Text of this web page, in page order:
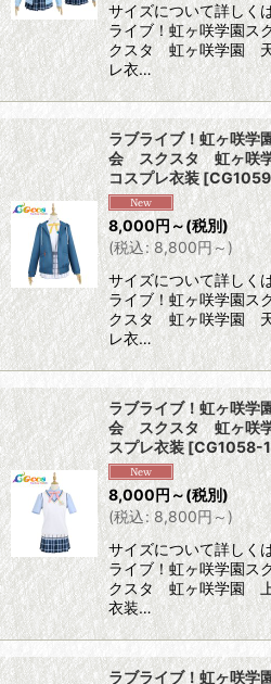
サイズについて詳し
ライブ！虹ヶ咲学園
クスタ 虹ヶ咲学園
レ衣…
ラブライブ！虹ヶ咲学
会 スクスタ 虹ヶ
コスプレ衣装[
8,000円～(税別)
(税込: 8,800円～)
サイズについて詳し
ライブ！虹ヶ咲学園
クスタ 虹ヶ咲学園
レ衣…
ラブライブ！虹ヶ咲学
会 スクスタ 虹ヶ咲
スプレ衣装[CG1058-
8,000円～(税別)
(税込: 8,800円～)
サイズについて詳し
ライブ！虹ヶ咲学園
クスタ 虹ヶ咲学園
衣装…
ラブライブ！虹ヶ咲学